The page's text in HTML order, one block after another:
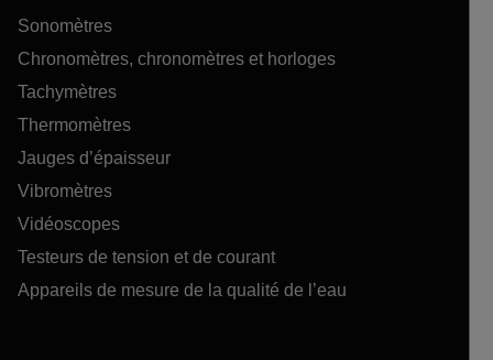
Sonomètres
Chronomètres, chronomètres et horloges
Tachymètres
Thermomètres
Jauges d’épaisseur
Vibromètres
Vidéoscopes
Testeurs de tension et de courant
Appareils de mesure de la qualité de l’eau